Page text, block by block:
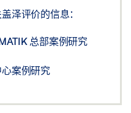
泽评价的信息：
总部案例研究
案例研究